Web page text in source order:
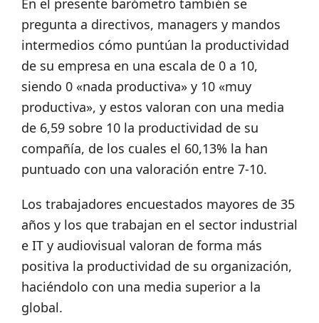
pregunta a directivos, managers y mandos
intermedios cómo puntúan la productividad
de su empresa en una escala de 0 a 10,
siendo 0 «nada productiva» y 10 «muy
productiva», y estos valoran con una media
de 6,59 sobre 10 la productividad de su
compañía, de los cuales el 60,13% la han
puntuado con una valoración entre 7-10.
Los trabajadores encuestados mayores de 35
años y los que trabajan en el sector industrial
e IT y audiovisual valoran de forma más
positiva la productividad de su organización,
haciéndolo con una media superior a la
global.